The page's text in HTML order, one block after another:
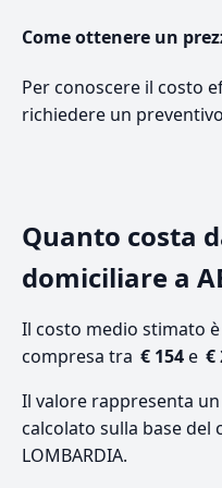
Come ottenere un
Per conoscere il costo
richiedere un
Quanto costa
domiciliare a
Il costo medio stimato
compresa tra € 154e €
Il valore rappresenta
calcolato sulla base
LOMBARDIA.